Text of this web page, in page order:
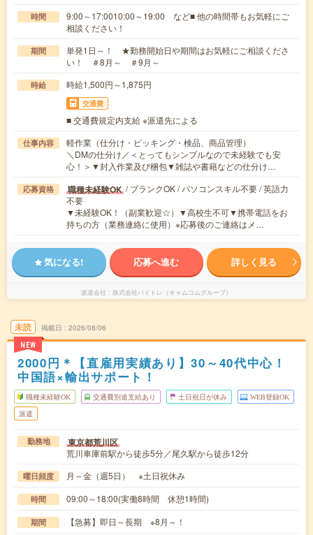
時間
9:00～17:0010:00～19:00 など■ 他の時間帯もお気軽にご
相談ください！
期間
単発1日～！ ★勤務開始日や期間はお気軽にご相談くださ
い！ ＃8月～ ＃9月～
時給 時給1,500円～1,875円
交通費
■ 交通費規定内支給 ※派遣先による
仕事内容
軽作業（仕分け・ピッキング・検品、商品管理）
＼DMの仕分け／＜とってもシンプルなので未経験でも安
心！＞▼封入作業及び梱包▼雑誌や書籍などの仕分け…
応募資格 職種未経験OK / ブランクOK / パソコンスキル不要 / 英語力
不要
▼未経験OK！（副業歓迎☆）▼高校生不可▼携帯電話をお
持ちの方（業務連絡に使用）※応募後のご連絡はメ…
気になる! 応募へ進む 詳しく見る
派遣会社 株式会社バイトレ（キャムコムグループ）
未読
NEW
掲載日 2026/08/06
2000円＊【直雇用実績あり】30～40代中心！
中国語×輸出サポート！
職種未経験OK 交通費別途支給あり 土日祝日が休み WEB登録OK
派遣
勤務地 東京都荒川区
荒川車庫前駅から徒歩5分／尾久駅から徒歩12分
曜日頻度 月～金（週5日） ※土日祝休み
時間 09:00～18:00(実働8時間 休憩1時間)
期間 【急募】即日～長期 ※8月～！